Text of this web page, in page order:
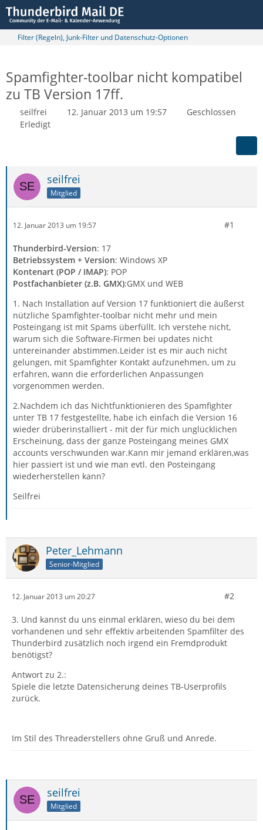
Filter (Regeln), Junk-Filter und Datenschutz-Optionen
Spamfighter-toolbar nicht kompatibel
zu TB Version 17ff.
seilfrei 12. Januar 2013 um 19:57
Geschlossen
Erledigt
seilfrei
Mitglied
12. Januar 2013 um 19:57 #1
Thunderbird-Version: 17
Betriebssystem + Version: Windows XP
Kontenart (POP / IMAP): POP
Postfachanbieter (z.B. GMX):GMX und WEB
1. Nach Installation auf Version 17 funktioniert die äußerst
nützliche Spamfighter-toolbar nicht mehr und mein
Posteingang ist mit Spams überfüllt. Ich verstehe nicht,
warum sich die Software-Firmen bei updates nicht
untereinander abstimmen.Leider ist es mir auch nicht
gelungen, mit Spamfighter Kontakt aufzunehmen, um zu
erfahren, wann die erforderlichen Anpassungen
vorgenommen werden.
2.Nachdem ich das Nichtfunktionieren des Spamfighter
unter TB 17 festgestellte, habe ich einfach die Version 16
wieder drüberinstalliert - mit der für mich unglücklichen
Erscheinung, dass der ganze Posteingang meines GMX
accounts verschwunden war.Kann mir jemand erklären,was
hier passiert ist und wie man evtl. den Posteingang
wiederherstellen kann?
Seilfrei
Peter_Lehmann
Senior-Mitglied
12. Januar 2013 um 20:27 #2
3. Und kannst du uns einmal erklären, wieso du bei dem
vorhandenen und sehr effektiv arbeitenden Spamfilter des
Thunderbird zusätzlich noch irgend ein Fremdprodukt
benötigst?
Antwort zu 2.:
Spiele die letzte Datensicherung deines TB-Userprofils
zurück.
Im Stil des Threaderstellers ohne Gruß und Anrede.
seilfrei
Mitglied